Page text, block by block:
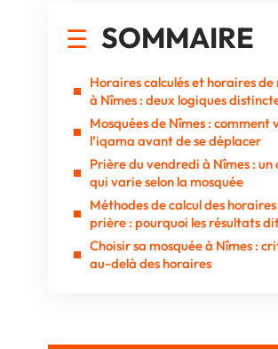
SOMMAIRE
Horaires calculés et horaires de
à Nîmes : deux logiques
Mosquées de Nîmes : comment
l’iqama avant de se déplacer
Prière du vendredi à Nîmes : un
qui varie selon la mosquée
Méthodes de calcul des
prière : pourquoi les résultats
Choisir sa mosquée à Nîmes :
au-delà des horaires